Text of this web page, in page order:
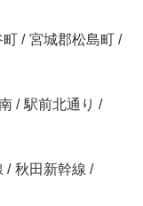
町 / 宮城郡松島町 /
/ 駅前北通り /
/ 秋田新幹線 /